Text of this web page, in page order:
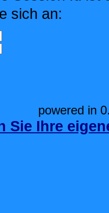
sich an:
powered in
Sie Ihre